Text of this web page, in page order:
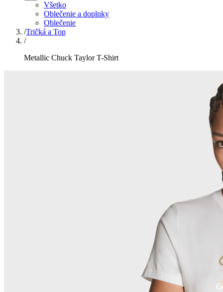
Všetko
Oblečenie a doplnky
Oblečenie
/Tričká a Top
/
Metallic Chuck Taylor T-Shirt